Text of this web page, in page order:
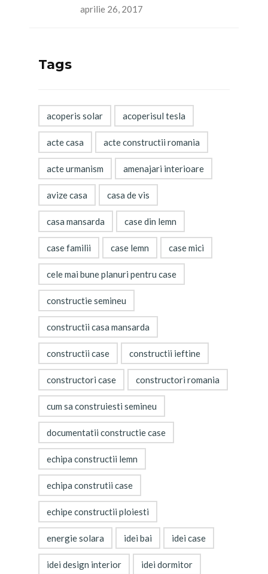
aprilie 26, 2017
Tags
acoperis solar acoperisul tesla
acte casa acte constructii romania
acte urmanism amenajari interioare
avize casa casa de vis
casa mansarda case din lemn
case familii case lemn case mici
cele mai bune planuri pentru case
constructie semineu
constructii casa mansarda
constructii case constructii ieftine
constructori case constructori romania
cum sa construiesti semineu
documentatii constructie case
echipa constructii lemn
echipa construtii case
echipe constructii ploiesti
energie solara idei bai idei case
idei design interior idei dormitor